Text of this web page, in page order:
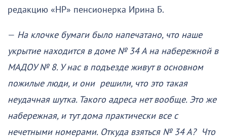
редакцию «НР» пенсионерка Ирина Б.
— На клочке бумаги было напечатано, что наше
укрытие находится в доме № 34 А на набережной в
МАДОУ № 8. У нас в подъезде живут в основном
пожилые люди, и они решили, что это такая
неудачная шутка. Такого адреса нет вообще. Это же
набережная, и тут дома практически все с
нечетными номерами. Откуда взяться № 34 А? Что